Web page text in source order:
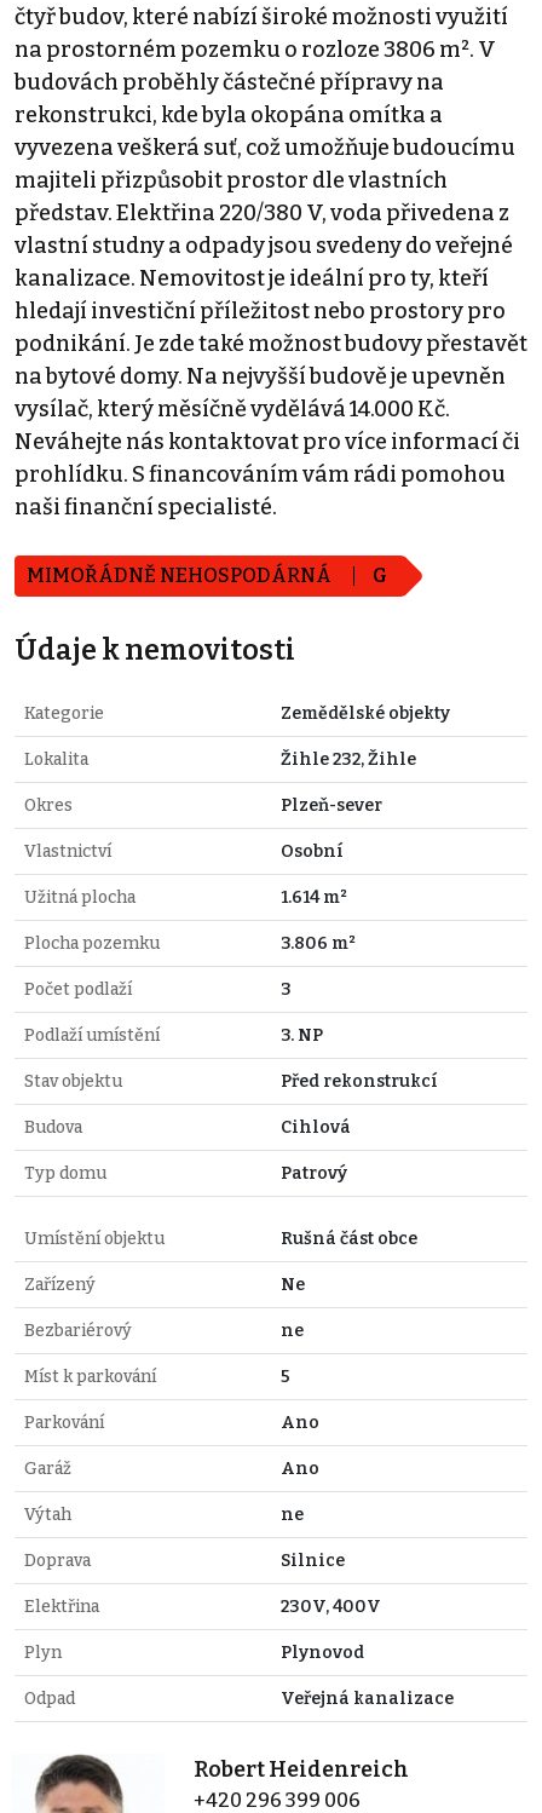
čtyř budov, které nabízí široké možnosti využití
na prostorném pozemku o rozloze 3806 m². V
budovách proběhly částečné přípravy na
rekonstrukci, kde byla okopána omítka a
vyvezena veškerá suť, což umožňuje budoucímu
majiteli přizpůsobit prostor dle vlastních
představ. Elektřina 220/380 V, voda přivedena z
vlastní studny a odpady jsou svedeny do veřejné
kanalizace. Nemovitost je ideální pro ty, kteří
hledají investiční příležitost nebo prostory pro
podnikání. Je zde také možnost budovy přestavět
na bytové domy. Na nejvyšší budově je upevněn
vysílač, který měsíčně vydělává 14.000 Kč.
Neváhejte nás kontaktovat pro více informací či
prohlídku. S financováním vám rádi pomohou
naši finanční specialisté.
MIMOŘÁDNĚ NEHOSPODÁRNÁ G
Údaje k nemovitosti
Kategorie Zemědělské objekty
Lokalita Žihle 232, Žihle
Okres Plzeň-sever
Vlastnictví Osobní
Užitná plocha 1.614 m²
Plocha pozemku 3.806 m²
Počet podlaží 3
Podlaží umístění 3. NP
Stav objektu Před rekonstrukcí
Budova Cihlová
Typ domu Patrový
Umístění objektu Rušná část obce
Zařízený Ne
Bezbariérový ne
Míst k parkování 5
Parkování Ano
Garáž Ano
Výtah ne
Doprava Silnice
Elektřina 230V, 400V
Plyn Plynovod
Odpad Veřejná kanalizace
Robert Heidenreich
+420 296 399 006